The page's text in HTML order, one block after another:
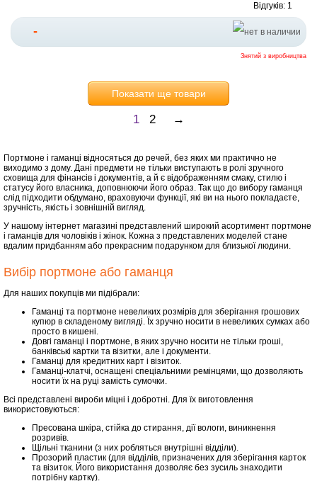
Відгуків: 1
-
Знятий з виробництва
Показати ще товари
1 2 →
Портмоне і гаманці відносяться до речей, без яких ми практично не
виходимо з дому. Дані предмети не тільки виступають в ролі зручного
сховища для фінансів і документів, а й є відображенням смаку, стилю і
статусу його власника, доповнюючи його образ. Так що до вибору гаманця
слід підходити обдумано, враховуючи функції, які ви на нього покладаєте,
зручність, якість і зовнішній вигляд.
У нашому інтернет магазині представлений широкий асортимент портмоне
і гаманців для чоловіків і жінок. Кожна з представлених моделей стане
вдалим придбанням або прекрасним подарунком для близької людини.
Вибір портмоне або гаманця
Для наших покупців ми підібрали:
Гаманці та портмоне невеликих розмірів для зберігання грошових
купюр в складеному вигляді. Їх зручно носити в невеликих сумках або
просто в кишені.
Довгі гаманці і портмоне, в яких зручно носити не тільки гроші,
банківські картки та візитки, але і документи.
Гаманці для кредитних карт і візиток.
Гаманці-клатчі, оснащені спеціальними ремінцями, що дозволяють
носити їх на руці замість сумочки.
Всі представлені вироби міцні і добротні. Для їх виготовлення
використовуються:
Пресована шкіра, стійка до стирання, дії вологи, виникнення
розривів.
Щільні тканини (з них робляться внутрішні відділи).
Прозорий пластик (для відділів, призначених для зберігання карток
та візиток. Його використання дозволяє без зусиль знаходити
потрібну картку).